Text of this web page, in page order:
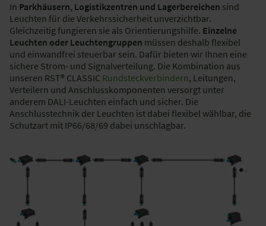
In Parkhäusern, Logistikzentren und Lagerbereichen sind
Leuchten für die Verkehrssicherheit unverzichtbar.
Gleichzeitig fungieren sie als Orientierungshilfe. Einzelne
Leuchten oder Leuchtengruppen müssen deshalb flexibel
und einwandfrei steuerbar sein. Dafür bieten wir Ihnen eine
sichere Strom- und Signalverteilung. Die Kombination aus
unseren RST® CLASSIC Rundsteckverbindern, Leitungen,
Verteilern und Anschlusskomponenten versorgt unter
anderem DALI-Leuchten einfach und sicher. Die
Anschlusstechnik der Leuchten ist dabei flexibel wählbar, die
Schutzart mit IP66/68/69 dabei unschlagbar.